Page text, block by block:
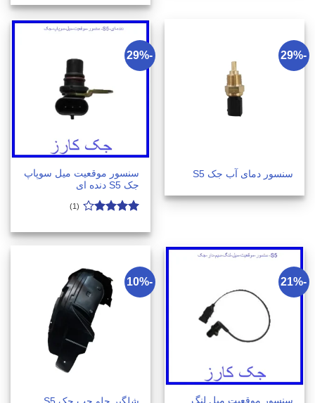
از 5
-29%
سنسور دمای آب جک S5
-29%
سنسور موقعیت میل سوپاپ
جک S5 دنده ای
از 5
(1)
-21%
سنسور موقعیت میل لنگ
-10%